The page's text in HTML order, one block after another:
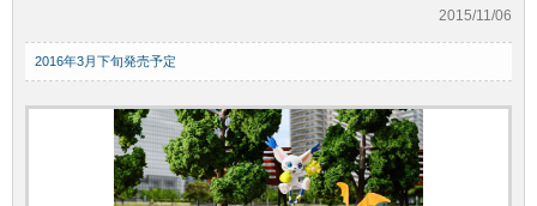
2015/11/06
2016年3月下旬発売予定